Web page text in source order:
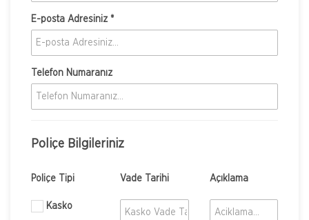
E-posta Adresiniz *
Telefon Numaranız
Poliçe Bilgileriniz
Poliçe Tipi Vade Tarihi Açıklama
Kasko